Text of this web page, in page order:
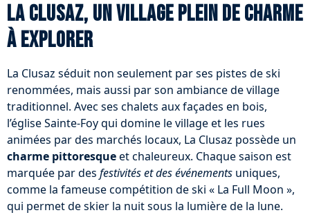
La Clusaz, un village plein de charme
à explorer
La Clusaz séduit non seulement par ses pistes de ski
renommées, mais aussi par son ambiance de village
traditionnel. Avec ses chalets aux façades en bois,
l’église Sainte-Foy qui domine le village et les rues
animées par des marchés locaux, La Clusaz possède un
charme pittoresqueet chaleureux. Chaque saison est
marquée par des festivités et des événements uniques,
comme la fameuse compétition de ski « La Full Moon »,
qui permet de skier la nuit sous la lumière de la lune.